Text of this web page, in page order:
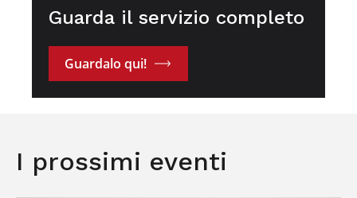
Guarda il servizio completo
Guardalo qui!
I prossimi eventi